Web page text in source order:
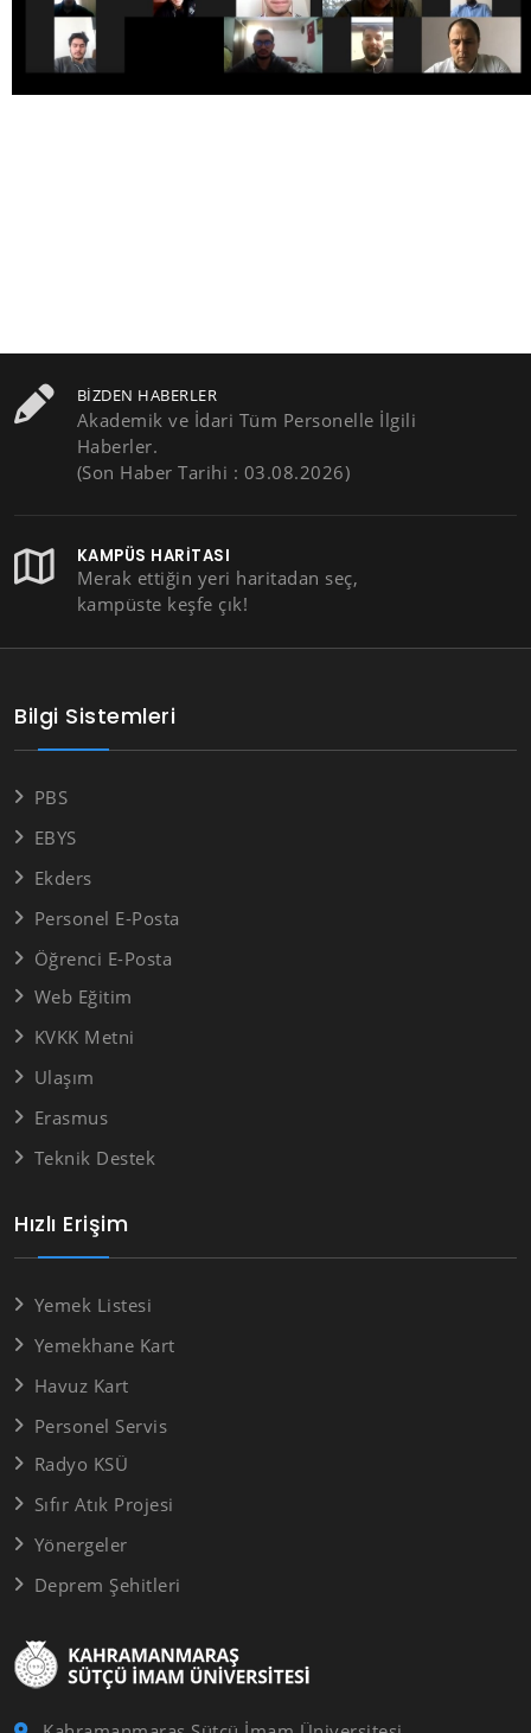
BIZDEN HABERLER
Akademik ve İdari Tüm Personelle İlgili
Haberler.
(Son Haber Tarihi : 03.08.2026)
KAMPÜS HARITASI
Merak ettiğin yeri haritadan seç,
kampüste keşfe çık!
Hızlı Erişim
Yemek Listesi
Yemekhane Kart
Havuz Kart
Personel Servis
Radyo KSÜ
Sıfır Atık Projesi
Yönergeler
Deprem Şehitleri
Bilgi Sistemleri
PBS
EBYS
Ekders
Personel E-Posta
Öğrenci E-Posta
Web Eğitim
KVKK Metni
Ulaşım
Erasmus
Teknik Destek